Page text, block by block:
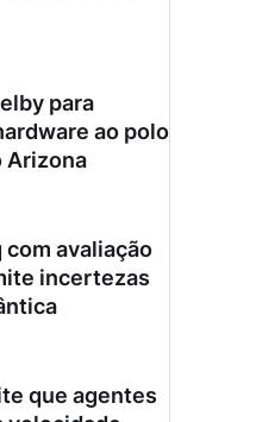
para
ao polo
Arizona
com avaliação
incertezas
que agentes